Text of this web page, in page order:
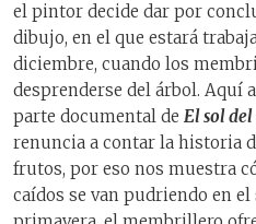
el pintor decide dar por
dibujo, en el que estará
diciembre, cuando los
desprenderse del árbol. Aquí
parte documental de El sol
renuncia a contar la historia
frutos, por eso nos muestra
caídos se van pudriendo en